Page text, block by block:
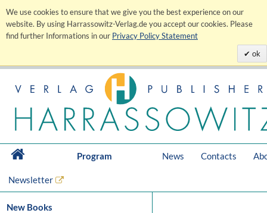
We use cookies to ensure that we give you the best experience on our
website. By using Harrassowitz-Verlag.de you accept our cookies. Please
find further Informations in our Privacy Policy Statement
ok
Program News Contacts
Newsletter
New Books